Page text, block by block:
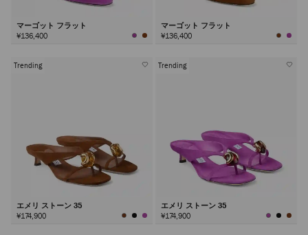
マーゴット フラット
¥136,400
マーゴット フラット
¥136,400
Trending
エメリ ストーン 35
¥174,900
Trending
エメリ ストーン 35
¥174,900